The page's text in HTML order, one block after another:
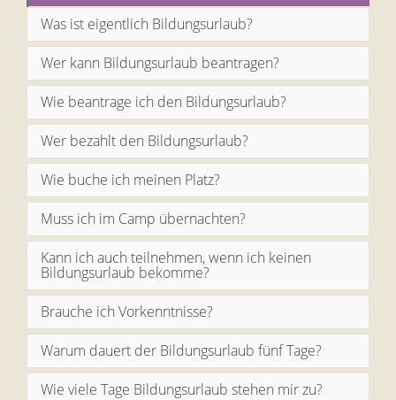
Was ist eigentlich Bildungsurlaub?
Wer kann Bildungsurlaub beantragen?
Wie beantrage ich den Bildungsurlaub?
Wer bezahlt den Bildungsurlaub?
Wie buche ich meinen Platz?
Muss ich im Camp übernachten?
Kann ich auch teilnehmen, wenn ich keinen
Bildungsurlaub bekomme?
Brauche ich Vorkenntnisse?
Warum dauert der Bildungsurlaub fünf Tage?
Wie viele Tage Bildungsurlaub stehen mir zu?